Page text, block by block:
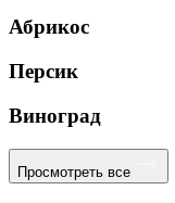
Абрикос
Персик
Виноград
Просмотреть все